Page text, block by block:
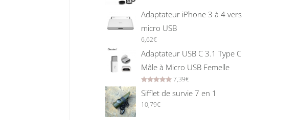
Adaptateur iPhone 3 à 4 vers
micro USB
6,62€
Adaptateur USB C 3.1 Type C
Mâle à Micro USB Femelle
Rated5.00
7,39€
Sifflet de survie 7 en 1
10,79€